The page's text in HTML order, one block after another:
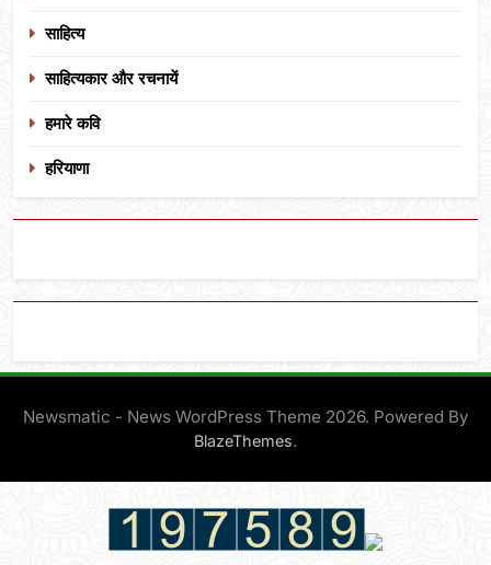
साहित्य
साहित्यकार और रचनायें
हमारे कवि
हरियाणा
Newsmatic - News WordPress Theme 2026. Powered By
BlazeThemes.